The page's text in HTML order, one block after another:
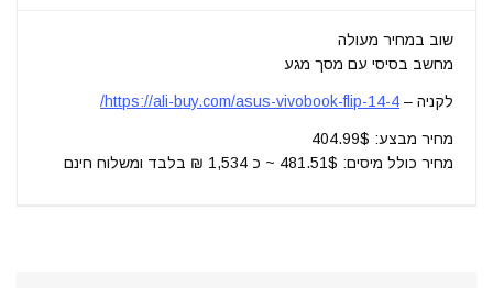
שוב במחיר מעולה
מחשב בסיסי עם מסך מגע
לקניה – https://ali-buy.com/asus-vivobook-flip-14-4/
מחיר מבצע: 404.99$
מחיר כולל מיסים: 481.51$ ~ כ 1,534 ₪ בלבד ומשלוח חינם